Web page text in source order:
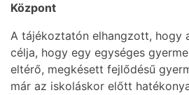
Központ
A tájékoztatón elhangzott, hogy
célja, hogy egy egységes
eltérő, megkésett fejlődésű
már az iskoláskor előtt